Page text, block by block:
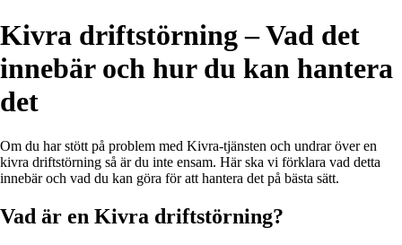
Kivra driftstörning – Vad det
innebär och hur du kan hantera
det
Om du har stött på problem med Kivra-tjänsten och undrar över en
kivra driftstörning så är du inte ensam. Här ska vi förklara vad detta
innebär och vad du kan göra för att hantera det på bästa sätt.
Vad är en Kivra driftstörning?